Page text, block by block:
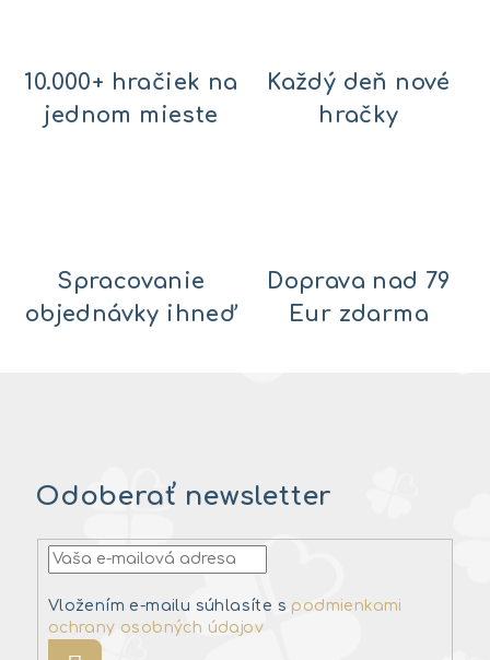
10.000+ hračiek na
jednom mieste
Každý deň nové
hračky
Spracovanie
objednávky ihneď
Doprava nad 79
Eur zdarma
Odoberať newsletter
Vložením e-mailu súhlasíte s podmienkami
ochrany osobných údajov